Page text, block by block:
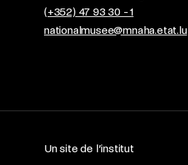
(+352) 47 93 30 - 1
nationalmusee@mnaha.etat.lu
Un site de l’institut